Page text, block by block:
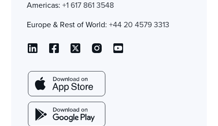
Americas: +1 617 861 3548
Europe & Rest of World: +44 20 4579 3313